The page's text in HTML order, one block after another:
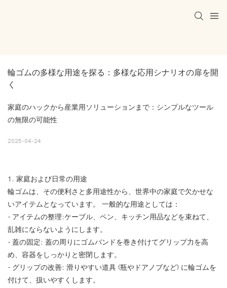
輪ゴムの多様な用途を探る：多様な応用シナリオの扉を開
く
家庭のハックから産業用ソリューションまで：シンプルなツール
の無限の可能性
2025-04-24
1. 家庭および日常の用途
輪ゴムは、その便利さと多用途性から、世界中の家庭で欠かせな
いアイテムとなっています。 一般的な用途としては：
- アイテムの整理:ケーブル、ペン、キッチン用品などを束ねて、
乱雑にならないようにします。
- 蓋の固定: 蓋の周りにゴムバンドを巻き付けてグリップ力を高
め、容器をしっかりと密閉します。
- グリップの改善: 滑りやすい道具 (瓶やドアノブなど) に輪ゴムを
付けて、扱いやすくします。